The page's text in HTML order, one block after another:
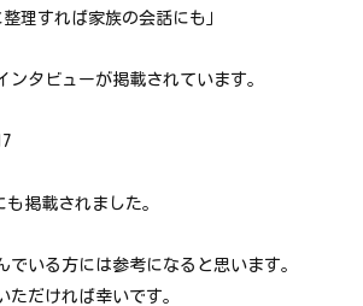
すれば家族の会話にも」
ンタビューが掲載されています。
掲載されました。
でいる方には参考になると思います。
ただければ幸いです。